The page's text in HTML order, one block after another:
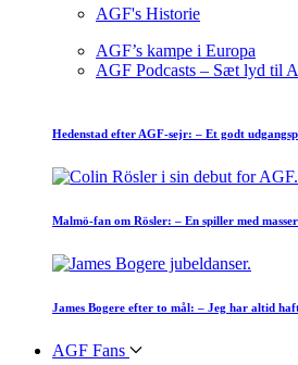
AGF's Historie
AGF’s kampe i Europa
AGF Podcasts – Sæt lyd til
Hedenstad efter AGF-sejr: – Et godt
Malmö-fan om Rösler: – En spiller med
James Bogere efter to mål: – Jeg har altid
AGF Fans